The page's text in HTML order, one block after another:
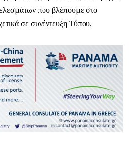
που βλέπουμε στο
σε συνέντευξη Τύπου.